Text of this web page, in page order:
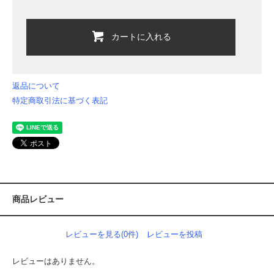
カートに入れる
返品について
特定商取引法に基づく表記
商品レビュー
レビューを見る(0件) レビューを投稿
レビューはありません。